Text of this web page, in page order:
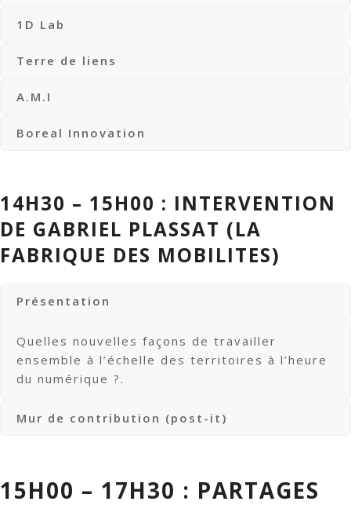
1D Lab
Terre de liens
A.M.I
Boreal Innovation
14H30 – 15H00 : INTERVENTION
DE GABRIEL PLASSAT (LA
FABRIQUE DES MOBILITES)
Présentation
Quelles nouvelles façons de travailler
ensemble à l’échelle des territoires à l’heure
du numérique ?.
Mur de contribution (post-it)
15H00 – 17H30 : PARTAGES